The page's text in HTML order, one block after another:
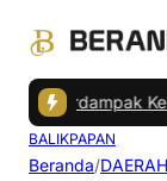
Terdampak
BALIKPAPAN
Beranda/DAERAH